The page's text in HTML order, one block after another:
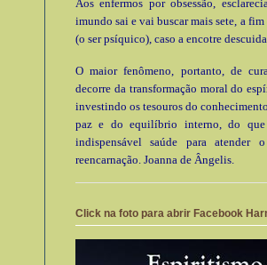
Aos enfermos por obsessão,
imundo sai e vai buscar mais sete, a fim
(o ser psíquico), caso a encotre
O maior fenômeno, portanto, de
decorre da transformação moral do
investindo os tesouros do
paz e do equilíbrio interno, do que
indispensável saúde para atender
reencarnação. Joanna de Ângelis.
Click na foto para abrir Facebook